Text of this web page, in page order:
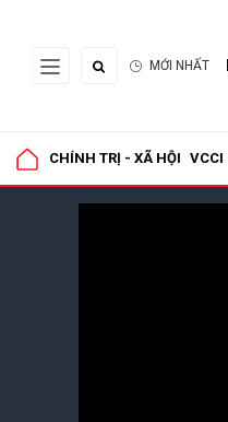
MỚI NHẤT
CHÍNH TRỊ - XÃ HỘI VCCI